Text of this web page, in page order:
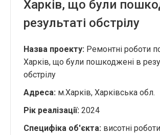
Харків, що були
результаті обстрілу
Назва проекту: Ремонтні роботи
Харків, що були пошкоджені в
обстрілу
Адреса: м.Харків, Харківська обл.
Рік реалізації: 2024
Специфіка об'єкта: висотні